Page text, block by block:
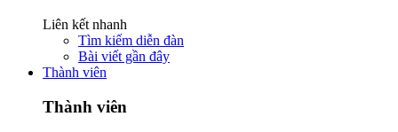
Liên kết nhanh
Tìm kiếm diễn đàn
Bài viết gần đây
Thành viên
Thành viên